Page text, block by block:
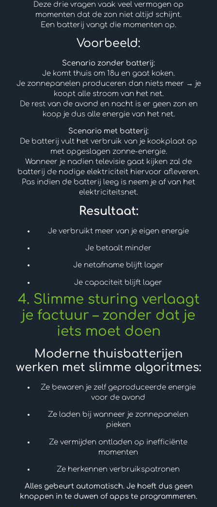
Deze drie vragen vaak veel vermogen op
momenten dat de zon niet altijd schijnt.
Een batterij vangt die momenten op.
Voorbeeld:
Scenario zonder batterij:
Je komt thuis om 18u en gaat koken.
Je zonnepanelen produceren dan niets meer → je
koopt alle stroom van het net.
De rest van de avond en nacht is er geen zon en
koop je dus alle energie van het net.
Scenario met batterij:
De batterij vult het verbruik van je kookplaat op
met opgeslagen zonne-energie.
Wanneer je nadien televisie gaat kijken zal de
batterij de nodige elektriciteit hiervoor afleveren.
Pas indien de batterij leeg is neem je af van het
elektriciteitsnet.
Resultaat:
Je verbruikt meer van je eigen energie
Je betaalt minder
Je netafname blijft lager
Je capaciteit blijft lager
4. Slimme sturing verlaagt
je factuur – zonder dat je
iets moet doen
Moderne thuisbatterijen
werken met slimme algoritmes:
Ze bewaren je zelf geproduceerde energie
voor de avond
Ze laden bij wanneer je zonnepanelen
pieken
Ze vermijden ontladen op inefficiënte
momenten
Ze herkennen verbruikspatronen
Alles gebeurt automatisch. Je hoeft dus geen
knoppen in te duwen of apps te programmeren.